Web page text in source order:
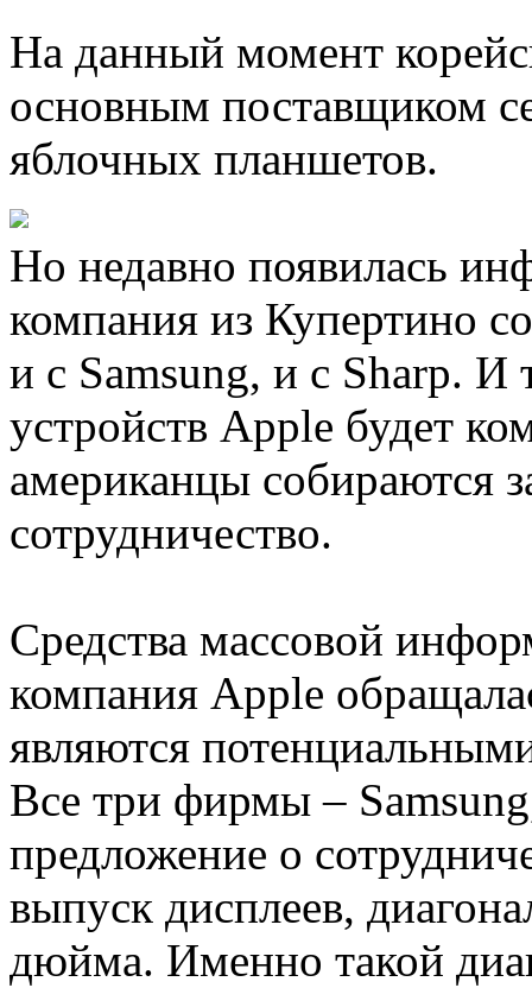
На данный момент
основным поставщиком
яблочных планшетов.
Но недавно появилась
компания из Купертино
и с Samsung, и с Sharp. И
устройств Apple будет
американцы собираются
сотрудничество.
Средства массовой
компания Apple
являются
Все три фирмы –
предложение о
выпуск дисплеев,
дюйма. Именно такой